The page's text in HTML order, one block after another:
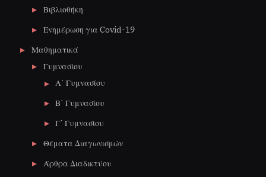
Βιβλιοθήκη
Ενημέρωση για Covid-19
Μαθηματικά
Γυμνασίου
Α΄ Γυμνασίου
Β΄ Γυμνασίου
Γ΄ Γυμνασίου
Θέματα Διαγωνισμών
Άρθρα Διαδικτύου